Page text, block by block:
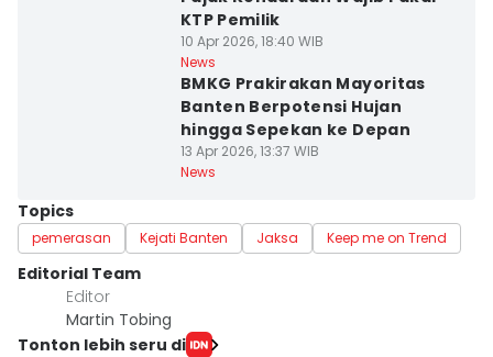
KTP Pemilik
10 Apr 2026, 18:40 WIB
News
BMKG Prakirakan Mayoritas
Banten Berpotensi Hujan
hingga Sepekan ke Depan
13 Apr 2026, 13:37 WIB
News
Topics
pemerasan Kejati Banten Jaksa Keep me on Trend
Editorial Team
Editor
Martin Tobing
Tonton lebih seru di